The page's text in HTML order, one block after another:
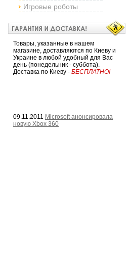
Игровые роботы
Товары, указанные в нашем
магазине, доставляются по Киеву и
Украине в любой удобный для Вас
день (понедельник - суббота).
Доставка по Киеву - БЕСПЛАТНО!
09.11.2011 Microsoft анонсировала
новую Xbox 360